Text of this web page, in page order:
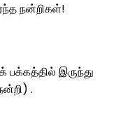
நன்றிகள்!
பக்கத்தில் இருந்து
.